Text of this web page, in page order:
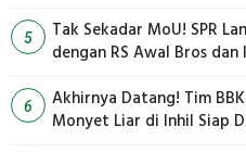
5
Tak Sekadar MoU! SPR
dengan RS Awal Bros dan
6
Akhirnya Datang! Tim
Monyet Liar di Inhil Siap